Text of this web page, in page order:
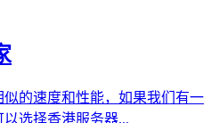
的速度和性能，如果我们有一
选择香港服务器...